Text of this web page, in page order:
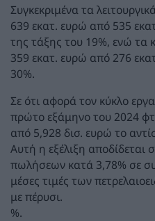
Συγκεκριμένα τα
639 εκατ. ευρώ από 535
της τάξης του 19%, ενώ τα
359 εκατ. ευρώ από 276
30%.
Σε ότι αφορά τον κύκλο
πρώτο εξάμηνο του 2024
από 5,928 δισ. ευρώ το
Αυτή η εξέλιξη
πωλήσεων κατά 3,78% σε
μέσες τιμές των
με πέρυσι.
%.